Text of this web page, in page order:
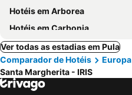
Hotéis em Arborea
Hotéis em Carbonia
Ver todas as estadias em Pula
Comparador de Hotéis
Europa
Santa Margherita - IRIS